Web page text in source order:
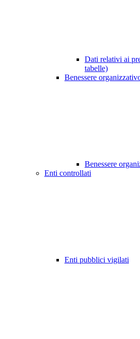
Dati relativi ai
tabelle)
Benessere
Benessere
Enti controllati
Enti pubblici vigilati